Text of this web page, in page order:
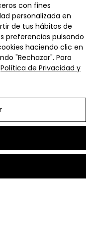
(Zaragoza)
976 67 72 72
Cinco Villas
con fines
personalizada en
de tus hábitos de
preferencias pulsando
haciendo clic en
"Rechazar". Para
Política de Privacidad y